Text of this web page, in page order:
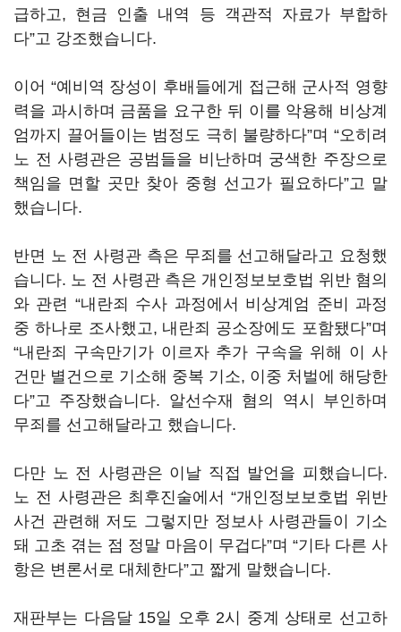
급하고, 현금 인출 내역 등 객관적 자료가 부합하
다”고 강조했습니다.
이어 “예비역 장성이 후배들에게 접근해 군사적 영향
력을 과시하며 금품을 요구한 뒤 이를 악용해 비상계
엄까지 끌어들이는 범정도 극히 불량하다”며 “오히려
노 전 사령관은 공범들을 비난하며 궁색한 주장으로
책임을 면할 곳만 찾아 중형 선고가 필요하다”고 말
했습니다.
반면 노 전 사령관 측은 무죄를 선고해달라고 요청했
습니다. 노 전 사령관 측은 개인정보보호법 위반 혐의
와 관련 “내란죄 수사 과정에서 비상계엄 준비 과정
중 하나로 조사했고, 내란죄 공소장에도 포함됐다”며
“내란죄 구속만기가 이르자 추가 구속을 위해 이 사
건만 별건으로 기소해 중복 기소, 이중 처벌에 해당한
다”고 주장했습니다. 알선수재 혐의 역시 부인하며
무죄를 선고해달라고 했습니다.
다만 노 전 사령관은 이날 직접 발언을 피했습니다.
노 전 사령관은 최후진술에서 “개인정보보호법 위반
사건 관련해 저도 그렇지만 정보사 사령관들이 기소
돼 고초 겪는 점 정말 마음이 무겁다”며 “기타 다른 사
항은 변론서로 대체한다”고 짧게 말했습니다.
재판부는 다음달 15일 오후 2시 중계 상태로 선고하